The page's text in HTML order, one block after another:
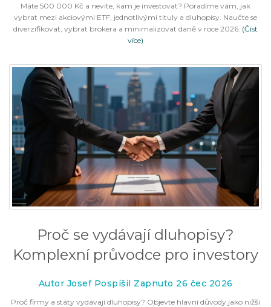
Máte 500 000 Kč a nevíte, kam je investovat? Poradíme vám, jak
vybrat mezi akciovými ETF, jednotlivými tituly a dluhopisy. Naučte se
diverzifikovat, vybrat brokera a minimalizovat daně v roce 2026. (Číst
více)
Proč se vydávají dluhopisy?
Komplexní průvodce pro investory
Autor Josef Pospíšil Zapnuto 26 čec 2026
Proč firmy a státy vydávají dluhopisy? Objevte hlavní důvody jako nižší